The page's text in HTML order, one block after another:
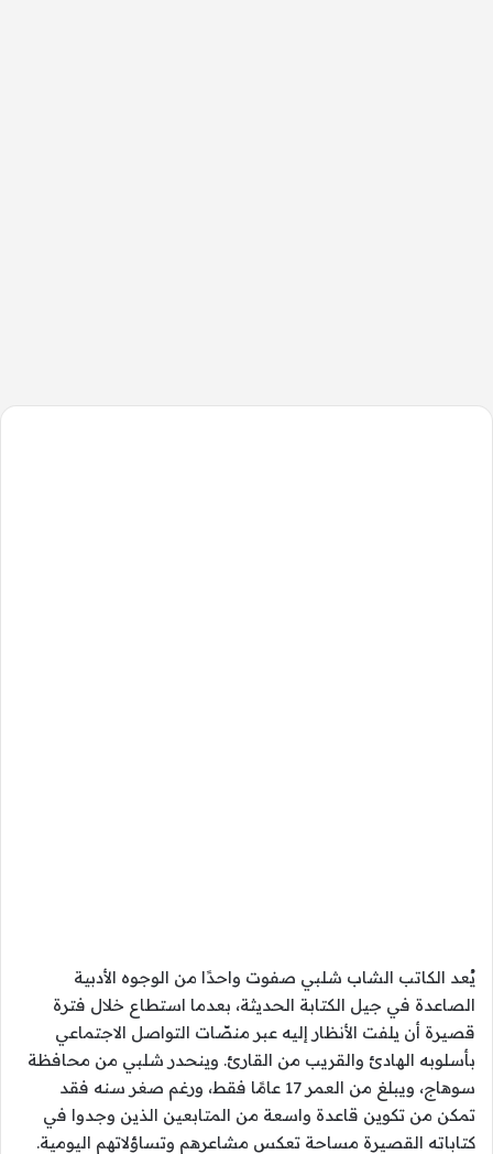
يُعد الكاتب الشاب شلبي صفوت واحدًا من الوجوه الأدبية
الصاعدة في جيل الكتابة الحديثة، بعدما استطاع خلال فترة
قصيرة أن يلفت الأنظار إليه عبر منصّات التواصل الاجتماعي
بأسلوبه الهادئ والقريب من القارئ. وينحدر شلبي من محافظة
سوهاج، ويبلغ من العمر 17 عامًا فقط، ورغم صغر سنه فقد
تمكن من تكوين قاعدة واسعة من المتابعين الذين وجدوا في
كتاباته القصيرة مساحة تعكس مشاعرهم وتساؤلاتهم اليومية.